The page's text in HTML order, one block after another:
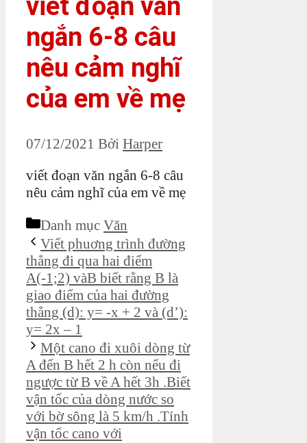
ngắn 6-8 câu
nêu cảm nghĩ
của em về mẹ
07/12/2021 Bởi Harper
viết đoạn văn ngắn 6-8 câu
nêu cảm nghĩ của em về mẹ
Danh mục Văn
Viết phuơng trình đường
thẳng đi qua hai điểm
A(-1;2) vàB biết rằng B là
giao điểm của hai đường
thẳng (d): y= -x + 2 và (d’):
y= 2x – 1
Một cano đi xuôi dòng từ
A đến B hết 2 h còn nếu đi
ngược từ B về A hết 3h .Biết
vận tốc của dòng nước so
với bờ sông là 5 km/h .Tính
vận tốc cano với